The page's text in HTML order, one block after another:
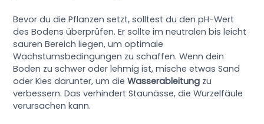
Bevor du die Pflanzen setzt, solltest du den pH-Wert
des Bodens überprüfen. Er sollte im neutralen bis leicht
sauren Bereich liegen, um optimale
Wachstumsbedingungen zu schaffen. Wenn dein
Boden zu schwer oder lehmig ist, mische etwas Sand
oder Kies darunter, um dieWasserableitung zu
verbessern. Das verhindert Staunässe, die Wurzelfäule
verursachen kann.